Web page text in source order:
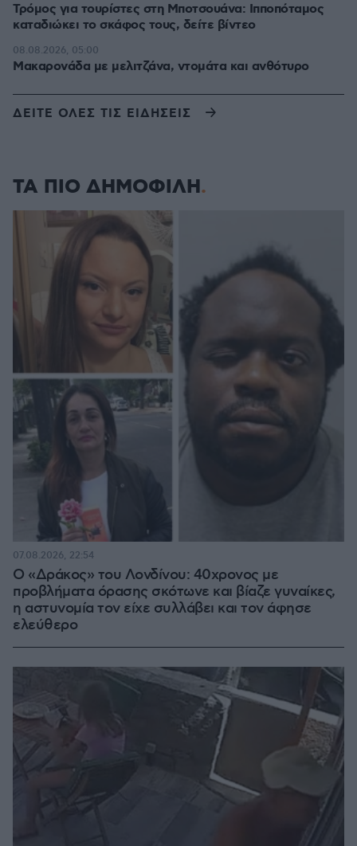
Τρόμος για τουρίστες στη Μποτσουάνα: Ιπποπόταμος
καταδιώκει το σκάφος τους, δείτε βίντεο
Μακαρονάδα με μελιτζάνα, ντομάτα και ανθότυρο
08.08.2026, 05:00
ΔΕΙΤΕ ΟΛΕΣ ΤΙΣ ΕΙΔΗΣΕΙΣ
ΤΑ ΠΙΟ ΔΗΜΟΦΙΛΗ
Ο «Δράκος» του Λονδίνου: 40χρονος με
προβλήματα όρασης σκότωνε και βίαζε γυναίκες,
η αστυνομία τον είχε συλλάβει και τον άφησε
ελεύθερο
07.08.2026, 22:54